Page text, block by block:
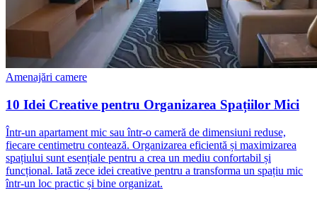
Amenajări camere
10 Idei Creative pentru Organizarea Spațiilor Mici
Într-un apartament mic sau într-o cameră de dimensiuni reduse,
fiecare centimetru contează. Organizarea eficientă și maximizarea
spațiului sunt esențiale pentru a crea un mediu confortabil și
funcțional. Iată zece idei creative pentru a transforma un spațiu mic
într-un loc practic și bine organizat.